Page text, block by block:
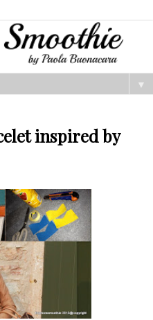
▼
inspired by